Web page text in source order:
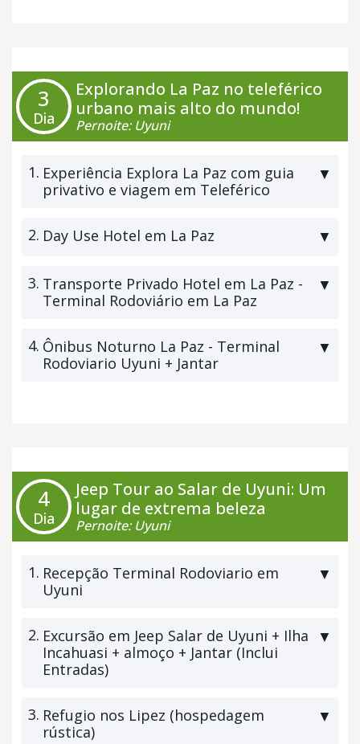
3
Dia
Explorando La Paz no teleférico
urbano mais alto do mundo!
Pernoite: Uyuni
1. Experiência Explora La Paz com guia
privativo e viagem em Teleférico
▼
2. Day Use Hotel em La Paz ▼
3. Transporte Privado Hotel em La Paz -
Terminal Rodoviário em La Paz
▼
4. Ônibus Noturno La Paz - Terminal
Rodoviario Uyuni + Jantar
▼
4
Dia
Jeep Tour ao Salar de Uyuni: Um
lugar de extrema beleza
Pernoite: Uyuni
1. Recepção Terminal Rodoviario em
Uyuni
▼
2. Excursão em Jeep Salar de Uyuni + Ilha
Incahuasi + almoço + Jantar (Inclui
Entradas)
▼
3. Refugio nos Lipez (hospedagem
rústica)
▼